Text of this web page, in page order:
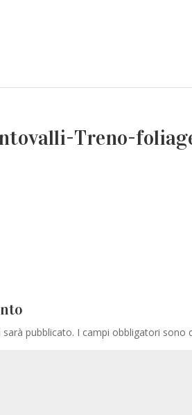
Treno-
pubblicato. I campi obbligatori sono